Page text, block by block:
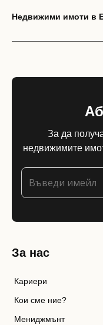
Недвижими имоти в
За да
недвижимите
За нас
Кариери
Кои сме ние?
Мениджмънт